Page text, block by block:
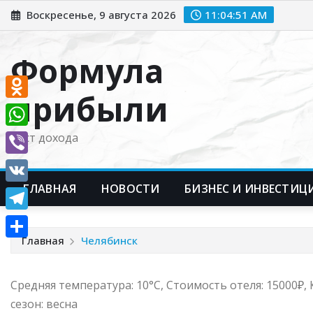
Перейти
к
Воскресенье, 9 августа 2026 11:04:52 AM
Формула
прибыли
Рост дохода
ГЛАВНАЯ НОВОСТИ БИЗНЕС И
Главная Челябинск
Средняя температура: 10°C, Стоимость отеля:
сезон: весна
Odnoklassniki
WhatsApp
Viber
VK
Telegram
Отправить